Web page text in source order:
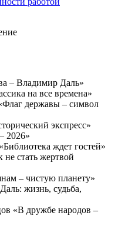
– Владимир Даль»
на все времена»
державы – символ
экспресс»
2026»
ждет гостей»
не стать жертвой
– чистую планету»
жизнь, судьба,
«В дружбе народов –